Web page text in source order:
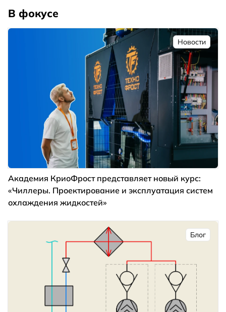
В фокусе
Новости
Академия КриоФрост представляет новый курс:
«Чиллеры. Проектирование и эксплуатация систем
охлаждения жидкостей»
Блог